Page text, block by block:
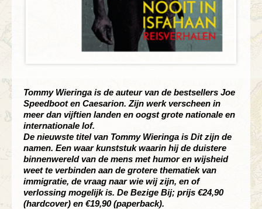
Tommy Wieringa is de auteur van de bestsellers Joe
Speedboot en Caesarion. Zijn werk verscheen in
meer dan vijftien landen en oogst grote nationale en
internationale lof.
De nieuwste titel van Tommy Wieringa is Dit zijn de
namen. Een waar kunststuk waarin hij de duistere
binnenwereld van de mens met humor en wijsheid
weet te verbinden aan de grotere thematiek van
immigratie, de vraag naar wie wij zijn, en of
verlossing mogelijk is. De Bezige Bij; prijs €24,90
(hardcover) en €19,90 (paperback).